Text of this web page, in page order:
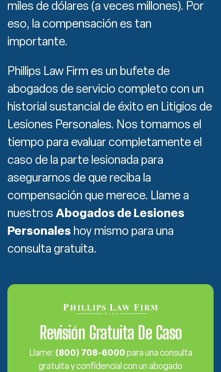
miles de dólares (a veces millones). Por
eso, la compensación es tan
importante.
Phillips Law Firm es un bufete de
abogados de servicio completo con un
historial sustancial de éxito en Litigios de
Lesiones Personales. Nos tomamos el
tiempo para evaluar completamente el
caso de la parte lesionada para
asegurarnos de que reciba la
compensación que merece. Llame a
nuestros Abogados de Lesiones
Personales hoy mismo para una
consulta gratuita.
Revisión Gratuita De Caso
Llame: (800) 708-6000para una consulta
gratuita y confidencial con un abogado